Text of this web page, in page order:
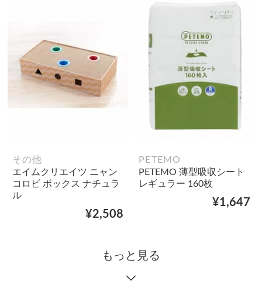
その他
エイムクリエイツ ニャン
コロビ ボックス ナチュラ
ル
¥2,508
PETEMO
PETEMO 薄型吸収シート
レギュラー 160枚
¥1,647
もっと見る